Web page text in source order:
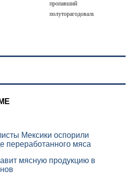
пропавший
полуторагодовалый
Мексики оспорили
мяса
мясную продукцию в